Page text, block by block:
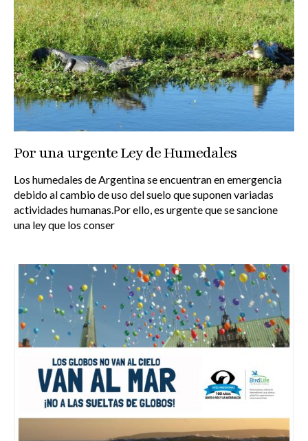
Por una urgente Ley de Humedales
Los humedales de Argentina se encuentran en emergencia
debido al cambio de uso del suelo que suponen variadas
actividades humanas.Por ello, es urgente que se sancione
una ley que los conser